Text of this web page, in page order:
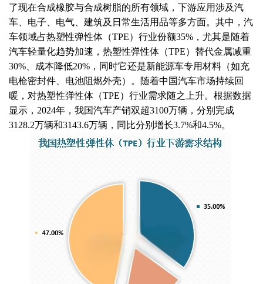
了现在合成橡胶与合成树脂的所有领域，下游应用涉及汽
车、电子、电气、建筑及日常生活用品等多方面。其中，汽
车领域占热塑性弹性体（TPE）行业份额35%，尤其是随着
汽车轻量化趋势加速，热塑性弹性体（TPE）替代金属减重
30%、成本降低20%，同时它还是新能源车专用材料（如充
电枪密封件、电池阻燃外壳）。随着中国汽车市场持续回
暖，对热塑性弹性体（TPE）行业需求随之上升。根据数据
显示，2024年，我国汽车产销双超3100万辆，分别完成
3128.2万辆和3143.6万辆，同比分别增长3.7%和4.5%。